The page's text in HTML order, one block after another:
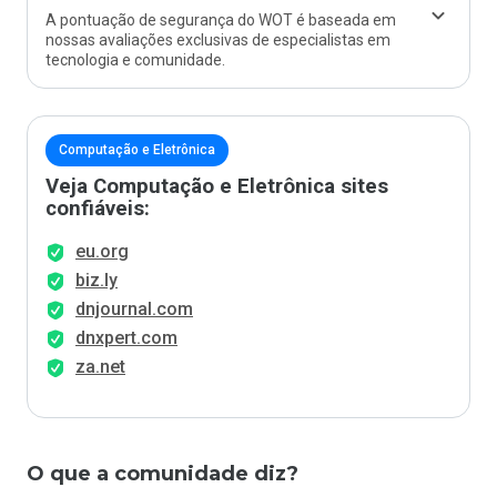
A pontuação de segurança do WOT é baseada em
nossas avaliações exclusivas de especialistas em
tecnologia e comunidade.
Computação e Eletrônica
Veja Computação e Eletrônica sites
confiáveis:
eu.org
biz.ly
dnjournal.com
dnxpert.com
za.net
O que a comunidade diz?